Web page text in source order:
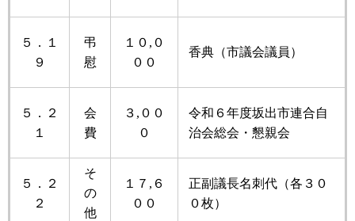
５．１
９
弔
慰
１０,０
００
香典（市議会議員）
５．２
１
会
費
３,００
０
令和６年度坂出市連合自
治会総会・懇親会
５．２
２
そ
の
他
１７,６
００
正副議長名刺代（各３０
０枚）